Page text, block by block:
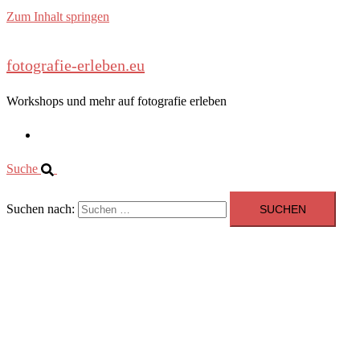
Zum Inhalt springen
fotografie-erleben.eu
Workshops und mehr auf fotografie erleben
Suche
Suchen nach: